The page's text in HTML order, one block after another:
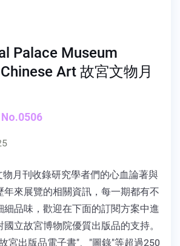
Palace Museum
Art 故宮文物月
刊收錄研究學者們的心血論著與
年來展覽的相關資訊，每一期都有不
細品味，歡迎在下面的訂閱方案中進
立故宮博物院優質出版品的支持。
出版品電子書"、"圖錄"等超過250